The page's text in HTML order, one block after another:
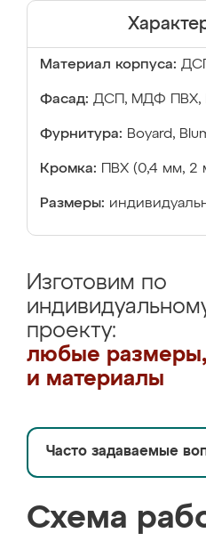
Материал корпуса: ДСП
Фасад: ДСП, МДФ ПВХ,
Фурнитура: Boyard,
Кромка: ПВХ (0,4 мм, 2
Размеры:
Изготовим по
проекту:
любые размеры,
и материалы
Часто задаваемые
Схема